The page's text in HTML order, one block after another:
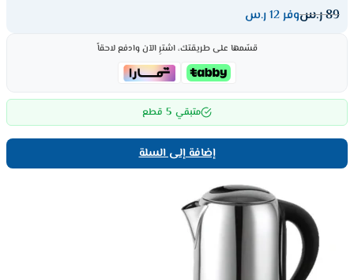
89ر.سوفر 12 ر.س
قسّمها على طريقتك، اشترِ الآن وادفع لاحقاً
متبقي 5 قطع
إضافة إلى السلة